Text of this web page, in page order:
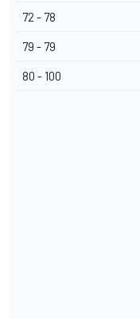
72 - 78
79 - 79
80 - 100